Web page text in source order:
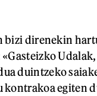
bizi direnekin
duintzeko
kontrakoa egiten